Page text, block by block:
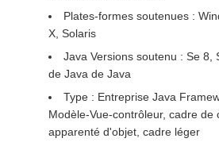
Plates-formes soutenues :
X, Solaris
Java Versions soutenu : Se 8,
de Java de Java
Type : Entreprise Java
Modèle-Vue-contrôleur, cadre de
apparenté d'objet, cadre léger